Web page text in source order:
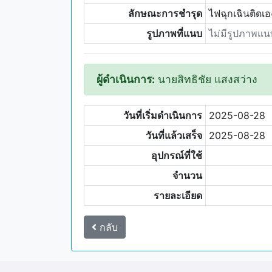
ลักษณะการชำรุด ไฟฉุกเฉินติดเอ
รูปภาพที่แนบ ไม่มีรูปภาพแน
ผู้ดำเนินการ: นายสิทธิชัย แสงสว่าง
วันที่เริ่มดำเนินการ 2025-08-28
วันที่แล้วเสร็จ 2025-08-28
อุปกรณ์ที่ใช้
จำนวน
รายละเอียด
กลับ